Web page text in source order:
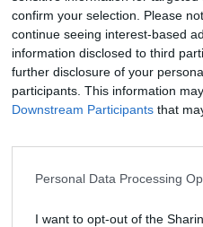
confirm your selection. Please
continue seeing interest-based
information disclosed to third
further disclosure of your
participants. This information
Downstream Participants that
Personal Data Processing
I want to opt-out of the
european şi să garanteze că
se declară „consternaţi” de
audierile din Parlamentul